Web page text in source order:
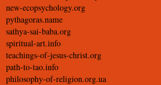
new-ecopsychology.org
pythagoras.name
sathya-sai-baba.org
spiritual-art.info
teachings-of-jesus-christ.org
path-to-tao.info
philosophy-of-religion.org.ua